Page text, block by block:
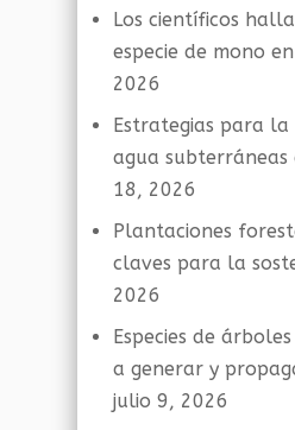
Los científicos
especie de mono
2026
Estrategias para
agua subterráneas
18, 2026
Plantaciones
claves para la
2026
Especies de
a generar y
julio 9, 2026